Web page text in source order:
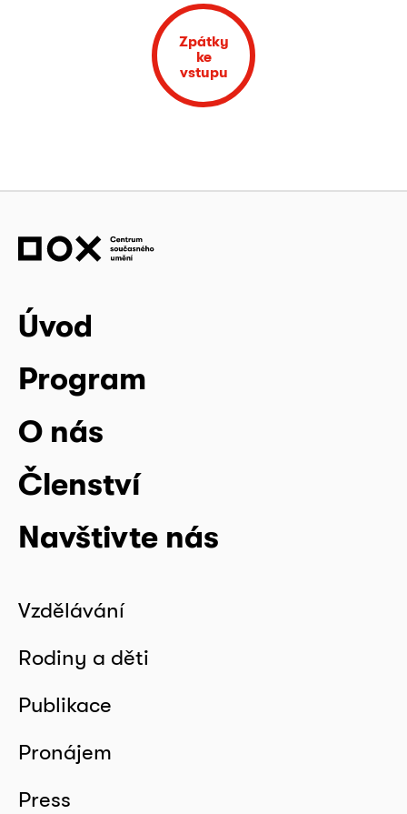
Zpátky
ke
vstupu
Úvod
Program
O nás
Členství
Navštivte nás
Vzdělávání
Rodiny a děti
Publikace
Pronájem
Press